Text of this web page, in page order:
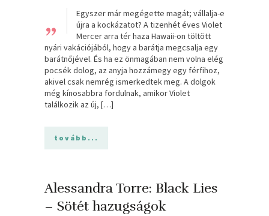
„
Egyszer már megégette magát; vállalja-e
újra a kockázatot? A tizenhét éves Violet
Mercer arra tér haza Hawaii-on töltött
nyári vakációjából, hogy a barátja megcsalja egy
barátnőjével. És ha ez önmagában nem volna elég
pocsék dolog, az anyja hozzámegy egy férfihoz,
akivel csak nemrég ismerkedtek meg. A dolgok
még kínosabbra fordulnak, amikor Violet
találkozik az új, […]
tovább...
Alessandra Torre: Black Lies
– Sötét hazugságok